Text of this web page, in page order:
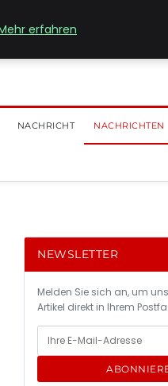
NACHRICHT NACHRICHTEN
NEWSLETTER
Melden Sie sich an, um
Artikel direkt in Ihrem
erfahren